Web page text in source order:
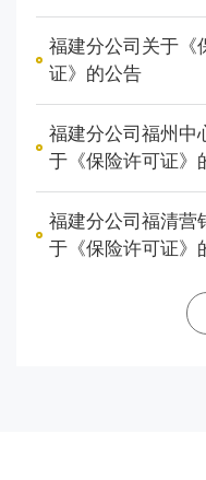
福建分公司关于《
证》的公告
福建分公司福州中
于《保险许可证》
福建分公司福清营
于《保险许可证》